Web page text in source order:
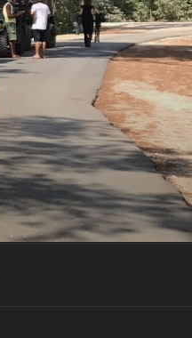
דילוג
לתוכן